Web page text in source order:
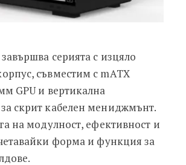
серията с изцяло
съвместим с mATX
GPU и вертикална
скрит кабелен мениджмънт.
на модулност, ефективност и
форма и функция за